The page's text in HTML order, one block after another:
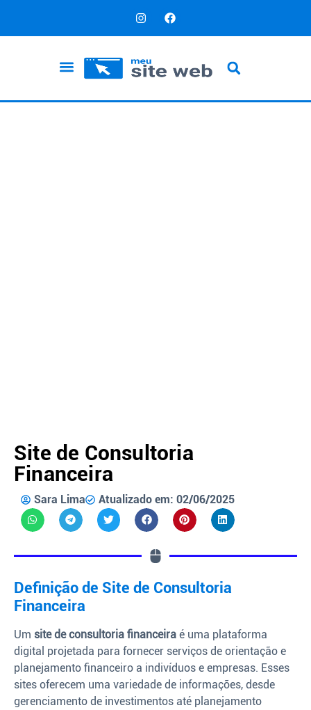
Site de Consultoria
Financeira
Sara Lima Atualizado em: 02/06/2025
Definição de Site de Consultoria
Financeira
Um site de consultoria financeira é uma plataforma
digital projetada para fornecer serviços de orientação e
planejamento financeiro a indivíduos e empresas. Esses
sites oferecem uma variedade de informações, desde
gerenciamento de investimentos até planejamento